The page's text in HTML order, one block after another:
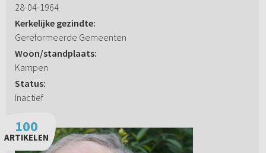
28-04-1964
Kerkelijke gezindte:
Gereformeerde Gemeenten
Woon/standplaats:
Kampen
Status:
Inactief
100
ARTIKELEN